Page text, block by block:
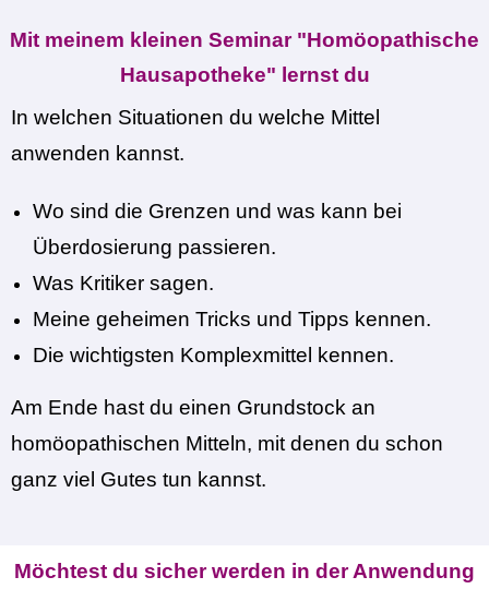
Mit meinem kleinen Seminar "Homöopathische
Hausapotheke" lernst du
In welchen Situationen du welche Mittel
anwenden kannst.
Wo sind die Grenzen und was kann bei
Überdosierung passieren.
Was Kritiker sagen.
Meine geheimen Tricks und Tipps kennen.
Die wichtigsten Komplexmittel kennen.
Am Ende hast du einen Grundstock an
homöopathischen Mitteln, mit denen du schon
ganz viel Gutes tun kannst.
Möchtest du sicher werden in der Anwendung